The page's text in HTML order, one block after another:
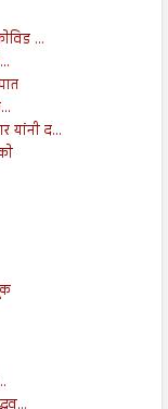
...
यांनी द...